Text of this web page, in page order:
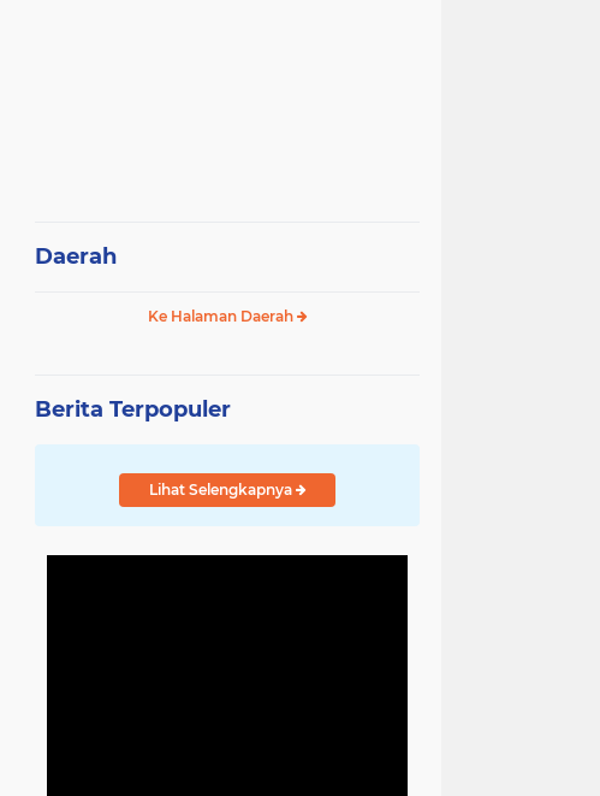
Daerah
Ke Halaman Daerah
Berita Terpopuler
Lihat Selengkapnya